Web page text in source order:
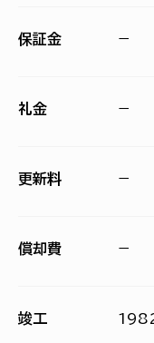
保証金 −
礼金 −
更新料 −
償却費 −
竣工